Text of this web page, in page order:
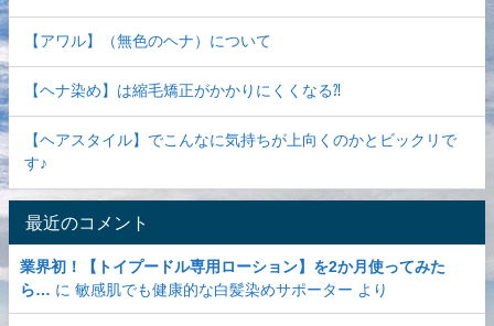
【アワル】（無色のヘナ）について
【ヘナ染め】は縮毛矯正がかかりにくくなる⁈
【ヘアスタイル】でこんなに気持ちが上向くのかとビックリで
す♪
最近のコメント
業界初！【トイプードル専用ローション】を2か月使ってみた
ら…
に 敏感肌でも健康的な白髪染めサポーター より